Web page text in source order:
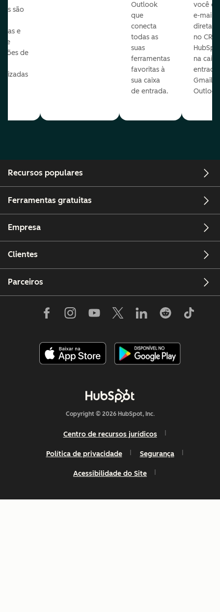
são
e
de
Outlook
que
conecta
todas as
suas
ferramentas
favoritas à
sua caixa
de entrada.
você
e-mails
no
na
Gmail
Recursos populares
Ferramentas gratuitas
Empresa
Clientes
Parceiros
Copyright © 2026 HubSpot, Inc.
Centro de recursos jurídicos
Política de privacidade Segurança
Acessibilidade do Site